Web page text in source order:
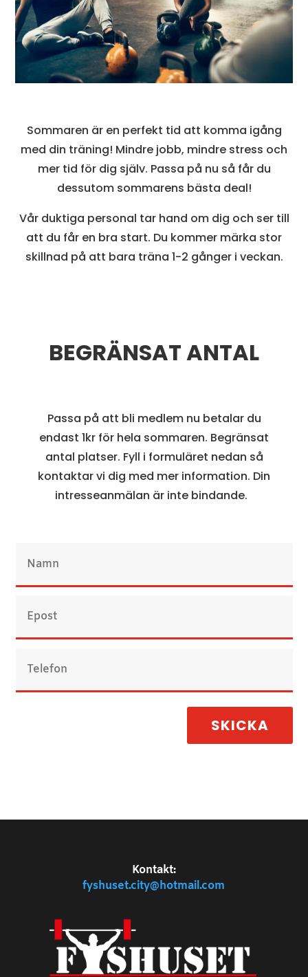
Sommaren är en perfekt tid att komma igång
med din träning! Mindre jobb, mindre stress och
mer tid för dig själv. Passa på nu så får du
dessutom sommarens bästa deal!
Vår duktiga personal tar hand om dig och ser till
att du får en bra start. Du kommer märka stor
skillnad på att bara träna 1-2 gånger i veckan.
BEGRÄNSAT ANTAL
Passa på att bli medlem nu betalar du
endast 1kr för hela sommaren. Begränsat
antal platser. Fyll i formuläret nedan så
kontaktar vi dig med mer information. Din
intresseanmälan är inte bindande.
SKICKA
Kontakt:
fyshuset.city@hotmail.com